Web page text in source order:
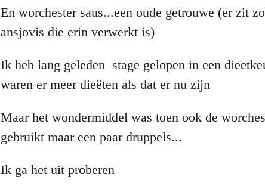
En worchester saus...een oude getrouwe (er zit
ansjovis die erin verwerkt is)
Ik heb lang geleden stage gelopen in een
waren er meer dieëten als dat er nu zijn
Maar het wondermiddel was toen ook de
gebruikt maar een paar druppels...
Ik ga het uit proberen